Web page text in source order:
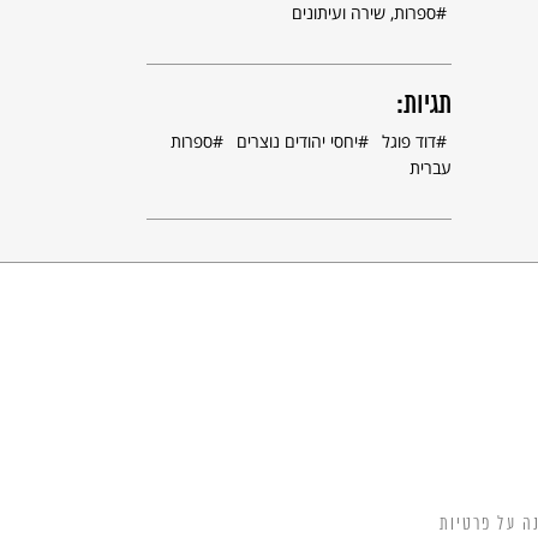
ספרות, שירה ועיתונים
תגיות:
דוד פוגל יחסי יהודים נוצרים
ספרות
עברית
על פרטיות